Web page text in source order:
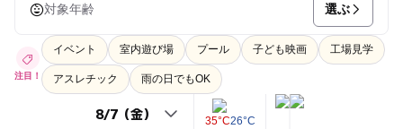
対象年齢 選ぶ
注目！
イベント 室内遊び場 プール 子ども映画 工場見学
アスレチック 雨の日でもOK
35°C26°C